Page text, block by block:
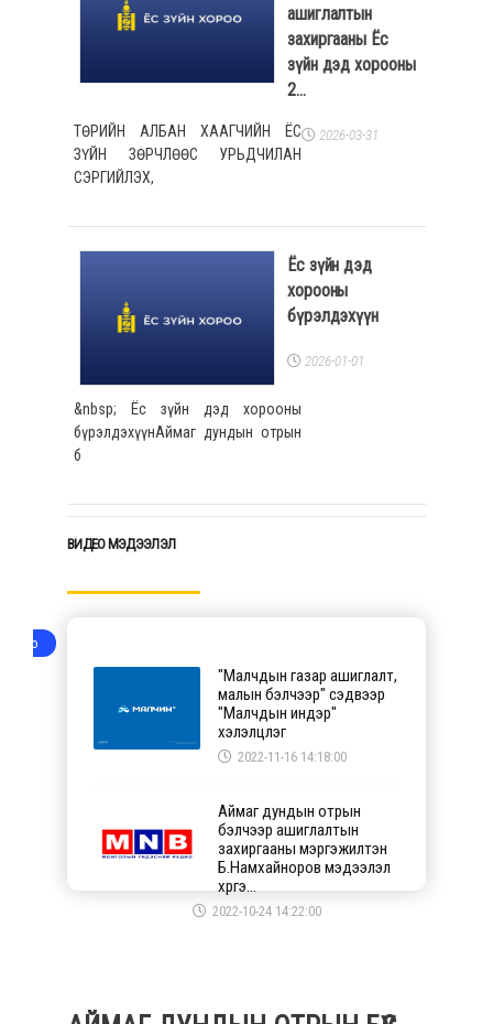
ашиглалтын
захиргааны Ёс
зүйн дэд хорооны
2...
2026-03-31
ТӨРИЙН АЛБАН ХААГЧИЙН ЁС
ЗҮЙН ЗӨРЧЛӨӨС УРЬДЧИЛАН
СЭРГИЙЛЭХ,
Ёс зүйн дэд
хорооны
бүрэлдэхүүн
2026-01-01
&nbsp; Ёс зүйн дэд хорооны
бүрэлдэхүүнАймаг дундын отрын
б
BИДЕО МЭДЭЭЛЭЛ
Video
"Малчдын газар ашиглалт,
малын бэлчээр" сэдвээр
"Малчдын индэр"
хэлэлцүүлэг
2022-11-16 14:18:00
Аймаг дундын отрын
бэлчээр ашиглалтын
захиргааны мэргэжилтэн
Б.Намхайноров мэдээлэл
хүргэ...
2022-10-24 14:22:00